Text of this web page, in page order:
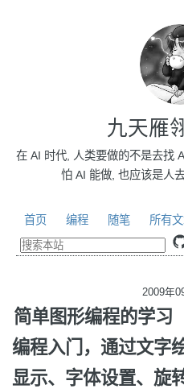
九天雁
在 AI 时代, 人类要做的不是去找
怕 AI 能做, 也应该是人
首页 编程 随笔 所有
2009年
简单图形编程的学习
编程入门，通过文字
显示、字体设置、旋